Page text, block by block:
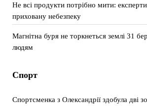
Не всі продукти потрібно мити:
приховану небезпеку
Магнітна буря не торкнеться землі 31
людям
Спорт
Спортсменка з Олександрії здобула дві